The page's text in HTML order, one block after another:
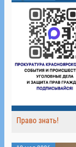
Право знать!